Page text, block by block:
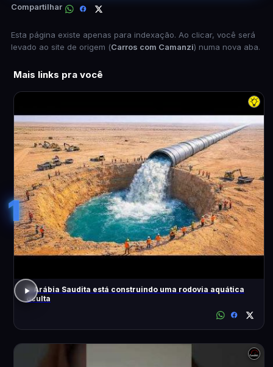
Compartilhar
Esta página existe apenas para indexação. Ao clicar, você será
levado ao site de origem (Carros com Camanzi) numa nova aba.
Mais links pra você
1
A Arábia Saudita está construindo uma rodovia aquática
oculta